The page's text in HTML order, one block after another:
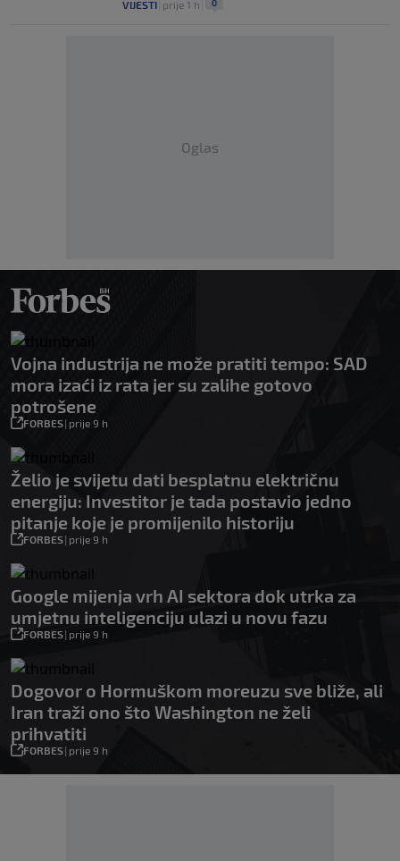
VIJESTI prije 1 h 0
Oglas
Vojna industrija ne može pratiti tempo: SAD
mora izaći iz rata jer su zalihe gotovo
potrošene
FORBES| prije 9 h
Želio je svijetu dati besplatnu električnu
energiju: Investitor je tada postavio jedno
pitanje koje je promijenilo historiju
FORBES| prije 9 h
Google mijenja vrh AI sektora dok utrka za
umjetnu inteligenciju ulazi u novu fazu
FORBES| prije 9 h
Dogovor o Hormuškom moreuzu sve bliže, ali
Iran traži ono što Washington ne želi
prihvatiti
FORBES| prije 9 h